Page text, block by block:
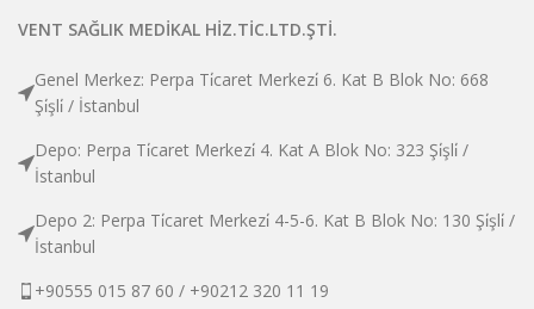
VENT SAĞLIK MEDİKAL HİZ.TİC.LTD.ŞTİ.
Genel Merkez: Perpa Ti̇caret Merkezi̇ 6. Kat B Blok No: 668
Şi̇şli̇ / İstanbul
Depo: Perpa Ti̇caret Merkezi̇ 4. Kat A Blok No: 323 Şi̇şli̇ /
İstanbul
Depo 2: Perpa Ti̇caret Merkezi̇ 4-5-6. Kat B Blok No: 130 Şi̇şli̇ /
İstanbul
+90555 015 87 60 / +90212 320 11 19